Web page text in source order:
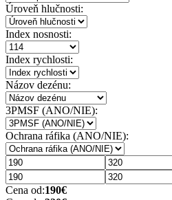
Úroveň hlučnosti:
Index nosnosti:
Index rychlosti:
Názov dezénu:
3PMSF (ANO/NIE):
Ochrana ráfika (ANO/NIE):
Cena od:190€